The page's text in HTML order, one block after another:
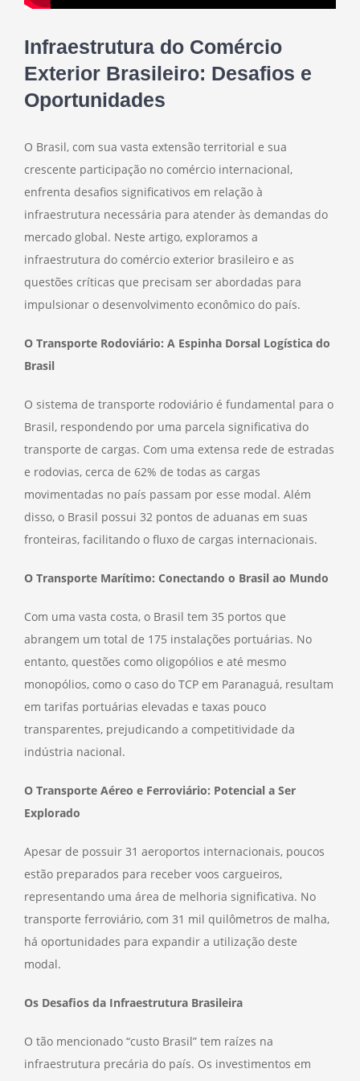
Infraestrutura do Comércio
Exterior Brasileiro: Desafios e
Oportunidades
O Brasil, com sua vasta extensão territorial e sua
crescente participação no comércio internacional,
enfrenta desafios significativos em relação à
infraestrutura necessária para atender às demandas do
mercado global. Neste artigo, exploramos a
infraestrutura do comércio exterior brasileiro e as
questões críticas que precisam ser abordadas para
impulsionar o desenvolvimento econômico do país.
O Transporte Rodoviário: A Espinha Dorsal Logística do
Brasil
O sistema de transporte rodoviário é fundamental para o
Brasil, respondendo por uma parcela significativa do
transporte de cargas. Com uma extensa rede de estradas
e rodovias, cerca de 62% de todas as cargas
movimentadas no país passam por esse modal. Além
disso, o Brasil possui 32 pontos de aduanas em suas
fronteiras, facilitando o fluxo de cargas internacionais.
O Transporte Marítimo: Conectando o Brasil ao Mundo
Com uma vasta costa, o Brasil tem 35 portos que
abrangem um total de 175 instalações portuárias. No
entanto, questões como oligopólios e até mesmo
monopólios, como o caso do TCP em Paranaguá, resultam
em tarifas portuárias elevadas e taxas pouco
transparentes, prejudicando a competitividade da
indústria nacional.
O Transporte Aéreo e Ferroviário: Potencial a Ser
Explorado
Apesar de possuir 31 aeroportos internacionais, poucos
estão preparados para receber voos cargueiros,
representando uma área de melhoria significativa. No
transporte ferroviário, com 31 mil quilômetros de malha,
há oportunidades para expandir a utilização deste
modal.
Os Desafios da Infraestrutura Brasileira
O tão mencionado “custo Brasil” tem raízes na
infraestrutura precária do país. Os investimentos em